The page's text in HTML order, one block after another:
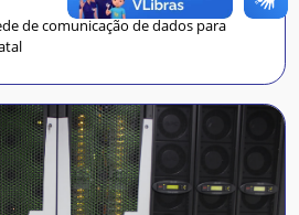
de comunicação de dados para